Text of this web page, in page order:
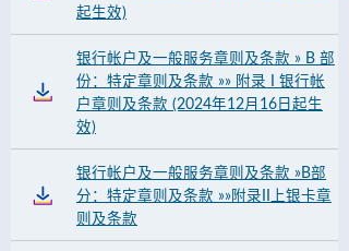
起生效)
银行帐户及一般服务章则及条款 » B 部
份：特定章则及条款 »» 附录 I 银行帐
户章则及条款 (2024年12月16日起生
效)
银行帐户及一般服务章则及条款 »B部
分：特定章则及条款 »»附录II上银卡章
则及条款